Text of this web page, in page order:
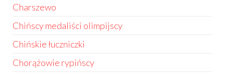
Charszewo
Chińscy medaliści olimpijscy
Chińskie łuczniczki
Chorążowie rypińscy